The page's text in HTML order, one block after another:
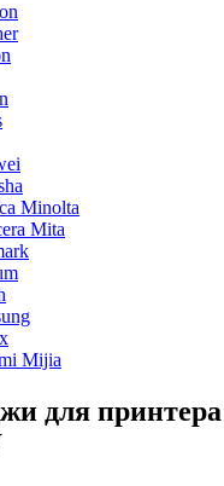
Minolta
Mita
Mijia
для